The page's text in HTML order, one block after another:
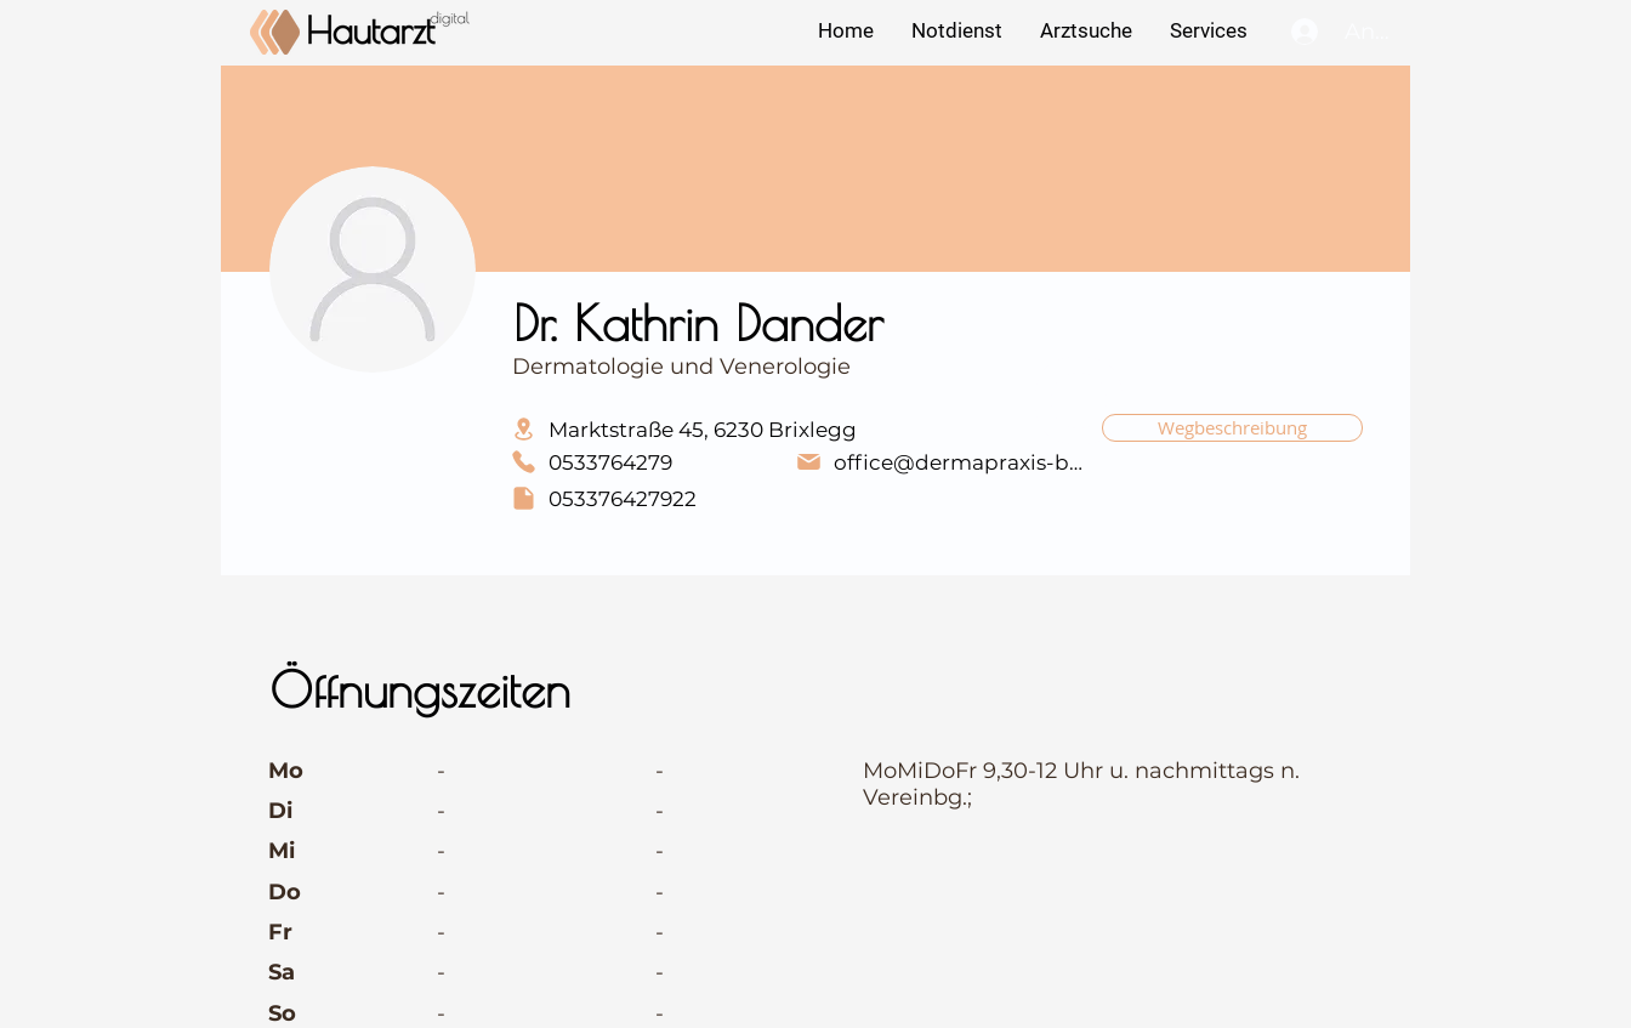
Home Notdienst Arztsuche Services
Dr. Kathrin Dander
Dermatologie und Venerologie
Wegbeschreibung
Marktstraße 45, 6230 Brixlegg
0533764279
office@dermapraxis-brixlegg.at
053376427922
Öffnungszeiten
Mo
-
-
Di
-
-
Mi
-
-
Do
-
-
Fr
-
-
Sa
-
-
So
- -
MoMiDoFr 9,30-12 Uhr u. nachmittags n.
Vereinbg.;